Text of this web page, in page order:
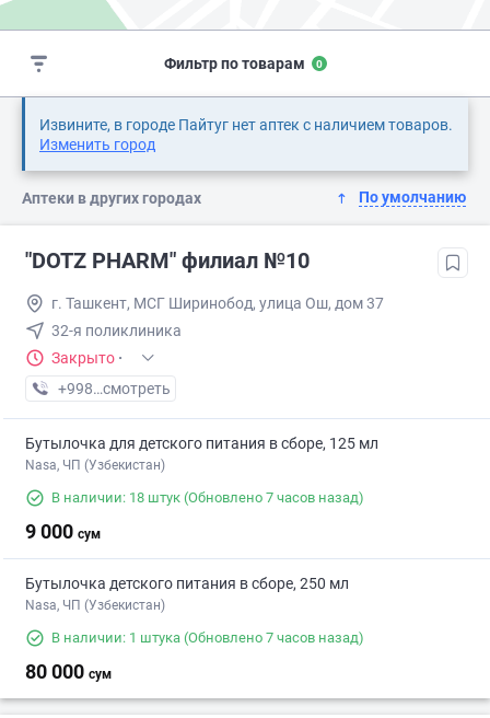
Фильтр по товарам 0
Извините, в городе Пайтуг нет аптек с наличием товаров.
Изменить город
Аптеки в других городах По умолчанию
"DOTZ PHARM" филиал №10
г. Ташкент, МСГ Ширинобод, улица Ош, дом 37
32-я поликлиника
Закрыто ·
+998 (77) XXX-XX-XX
смотреть
Бутылочка для детского питания в сборе, 125 мл
Nasa, ЧП (Узбекистан)
В наличии: 18 штук (Обновлено 7 часов назад)
9 000 сум
Бутылочка детского питания в сборе, 250 мл
Nasa, ЧП (Узбекистан)
В наличии: 1 штука (Обновлено 7 часов назад)
80 000 сум